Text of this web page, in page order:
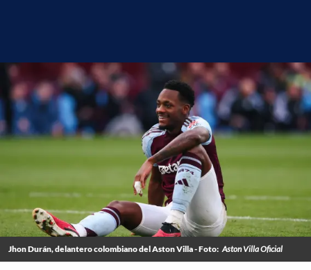
Jhon Durán, delantero colombiano del Aston Villa - Foto: Aston Villa Oficial